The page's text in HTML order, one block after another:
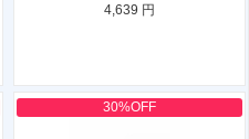
4,639 円
30%OFF